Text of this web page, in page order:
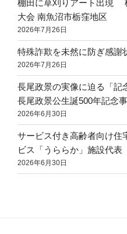
棚田に草刈りアート出現
大会 南魚沼市栃窪地区
2026年7月26日
特殊詐欺を未然に防ぎ感
2026年7月26日
長尾政景の実像に迫る「
長尾政景公生誕500年記念
2026年6月30日
サービス付き高齢者向け住
ビス「うららか」施設代
2026年6月30日